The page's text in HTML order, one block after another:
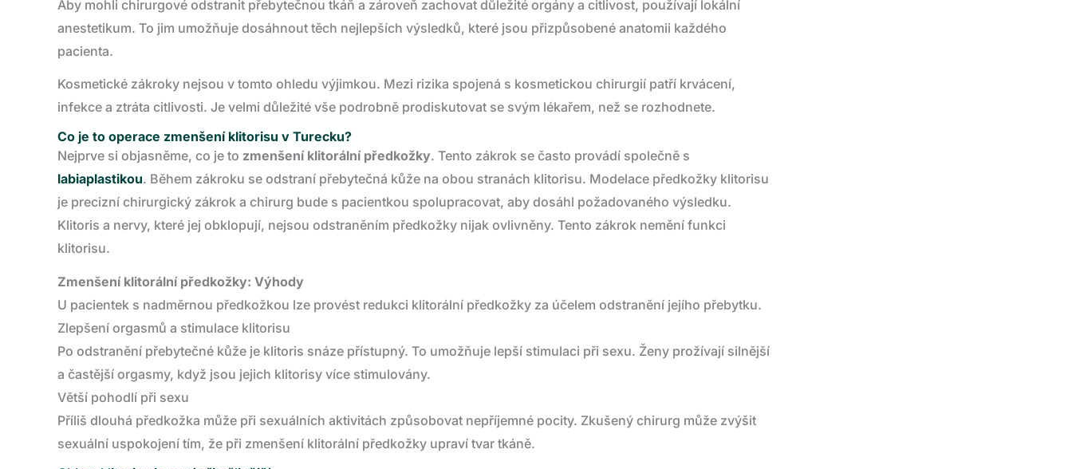
Aby mohli chirurgové odstranit přebytečnou tkáň a zároveň zachovat důležité orgány a citlivost, používají lokální
anestetikum. To jim umožňuje dosáhnout těch nejlepších výsledků, které jsou přizpůsobené anatomii každého
pacienta.
Kosmetické zákroky nejsou v tomto ohledu výjimkou. Mezi rizika spojená s kosmetickou chirurgií patří krvácení,
infekce a ztráta citlivosti. Je velmi důležité vše podrobně prodiskutovat se svým lékařem, než se rozhodnete.
Co je to operace zmenšení klitorisu v Turecku?
Nejprve si objasněme, co je to zmenšení klitorální předkožky. Tento zákrok se často provádí společně s
labiaplastikou. Během zákroku se odstraní přebytečná kůže na obou stranách klitorisu. Modelace předkožky klitorisu
je precizní chirurgický zákrok a chirurg bude s pacientkou spolupracovat, aby dosáhl požadovaného výsledku.
Klitoris a nervy, které jej obklopují, nejsou odstraněním předkožky nijak ovlivněny. Tento zákrok nemění funkci
klitorisu.
Zmenšení klitorální předkožky: Výhody
U pacientek s nadměrnou předkožkou lze provést redukci klitorální předkožky za účelem odstranění jejího přebytku.
Zlepšení orgasmů a stimulace klitorisu
Po odstranění přebytečné kůže je klitoris snáze přístupný. To umožňuje lepší stimulaci při sexu. Ženy prožívají silnější
a častější orgasmy, když jsou jejich klitorisy více stimulovány.
Větší pohodlí při sexu
Příliš dlouhá předkožka může při sexuálních aktivitách způsobovat nepříjemné pocity. Zkušený chirurg může zvýšit
sexuální uspokojení tím, že při zmenšení klitorální předkožky upraví tvar tkáně.